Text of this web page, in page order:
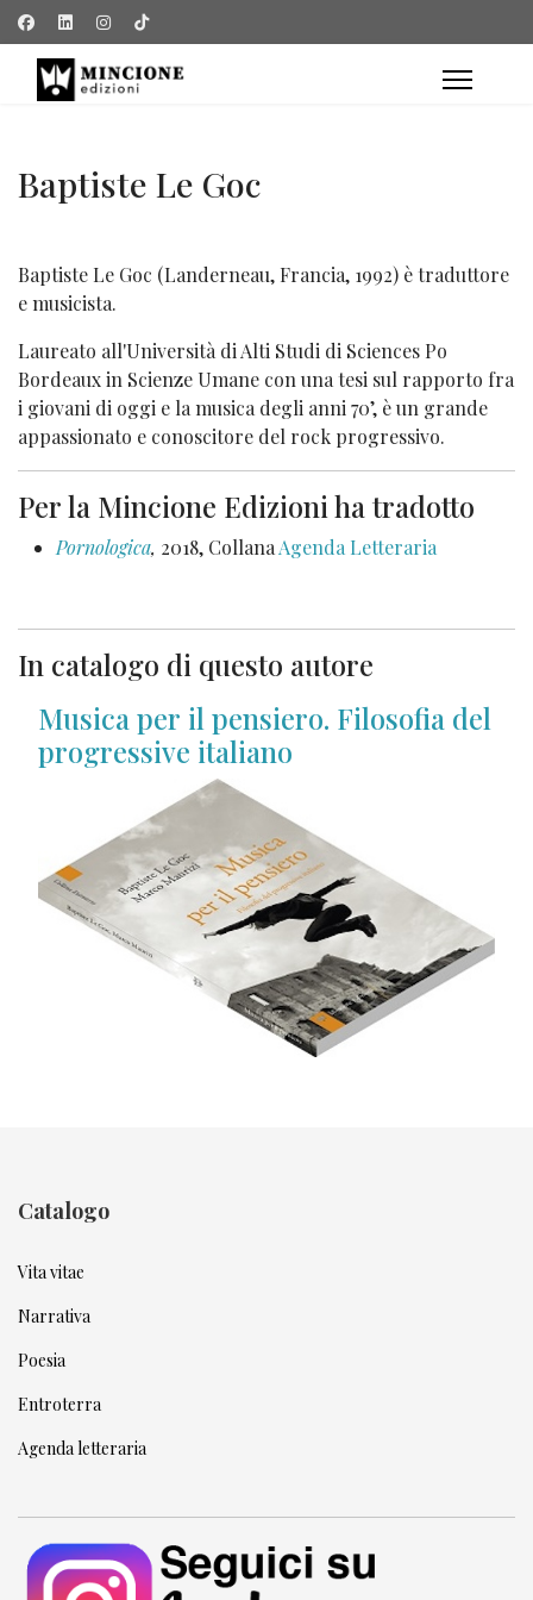
Baptiste Le Goc
Baptiste Le Goc (Landerneau, Francia, 1992) è traduttore
e musicista.
Laureato all'Università di Alti Studi di Sciences Po
Bordeaux in Scienze Umane con una tesi sul rapporto fra
i giovani di oggi e la musica degli anni 70’, è un grande
appassionato e conoscitore del rock progressivo.
Per la Mincione Edizioni ha tradotto
Pornologica, 2018, Collana Agenda Letteraria
In catalogo di questo autore
Musica per il pensiero. Filosofia del
progressive italiano
Catalogo
Vita vitae
Narrativa
Poesia
Entroterra
Agenda letteraria